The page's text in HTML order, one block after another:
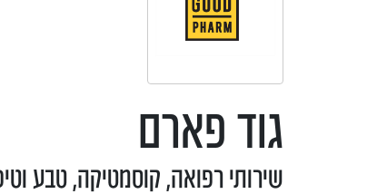
גוד פארם
שירותי רפואה, קוסמטיקה, טבע